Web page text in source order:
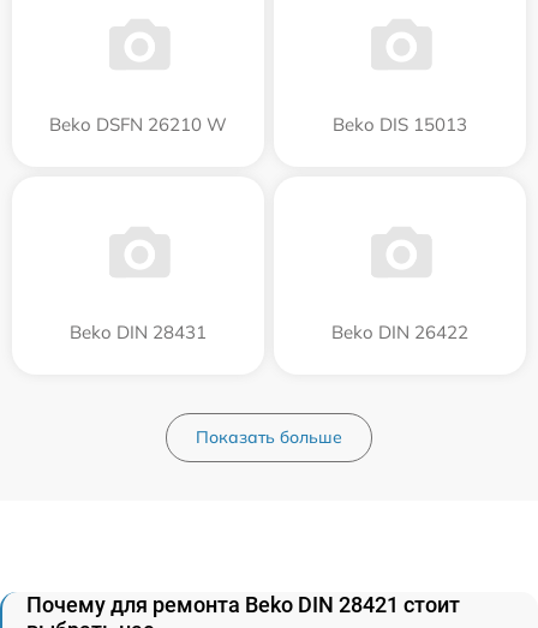
Beko DSFN 26210 W Beko DIS 15013
Beko DIN 28431 Beko DIN 26422
Показать больше
Почему для ремонта Beko DIN 28421 стоит